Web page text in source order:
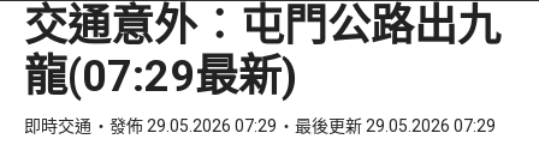
交通意外︰屯門公路出九
龍(07:29最新)
即時交通 發佈 29.05.2026 07:29 最後更新 29.05.2026 07:29